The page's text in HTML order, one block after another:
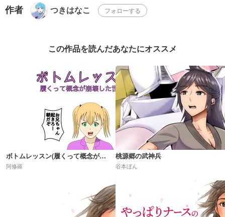
作者 つきはなこ フォローする
この作品を読んだあなたにオススメ
ボトムレッスン(履くって概念が崩壊した世界)R18
阿修羅
桃源郷の武神兵
谷本ぼん